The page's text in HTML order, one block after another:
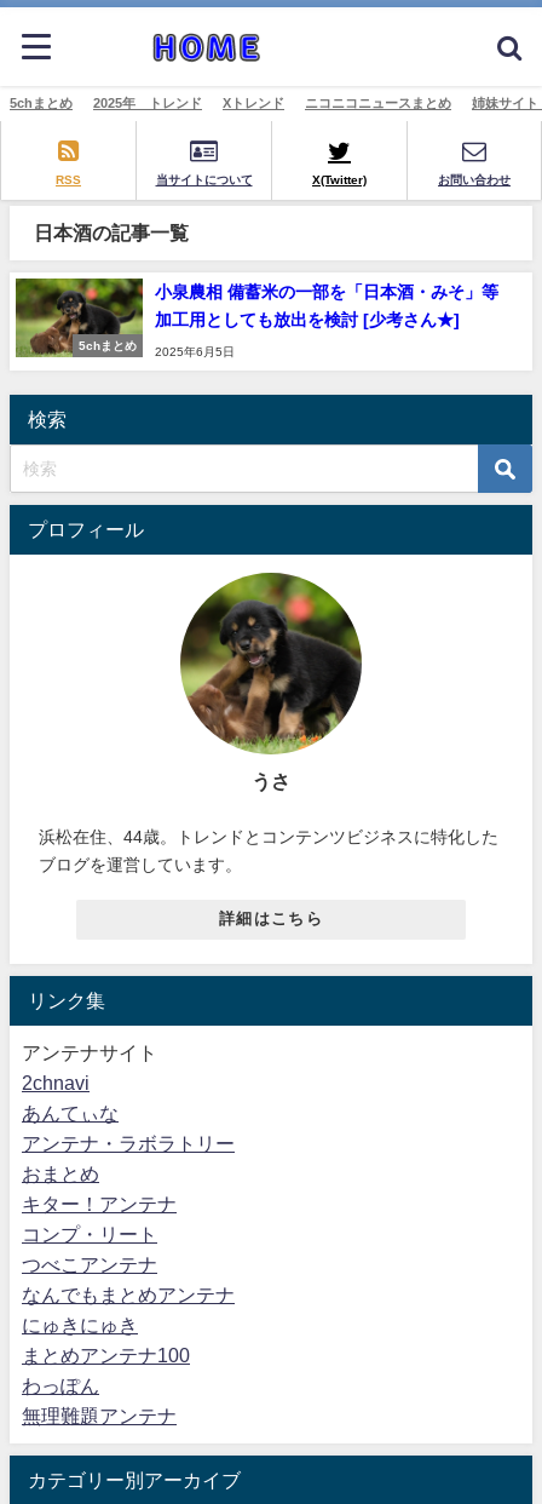
5chまとめ 2025年 トレンド Xトレンド ニコニコニュースまとめ 姉妹サイ
RSS 当サイトについて X(Twitter) お問い合わせ
日本酒の記事一覧
5chまとめ
小泉農相 備蓄米の一部を「日本酒・みそ」等
加工用としても放出を検討 [少考さん★]
2025年6月5日
検索
プロフィール
うさ
浜松在住、44歳。トレンドとコンテンツビジネスに特化した
ブログを運営しています。
詳細はこちら
リンク集
アンテナサイト
2chnavi
あんてぃな
アンテナ・ラボラトリー
おまとめ
キター！アンテナ
コンプ・リート
つべこアンテナ
なんでもまとめアンテナ
にゅきにゅき
まとめアンテナ100
わっぽん
無理難題アンテナ
カテゴリー別アーカイブ